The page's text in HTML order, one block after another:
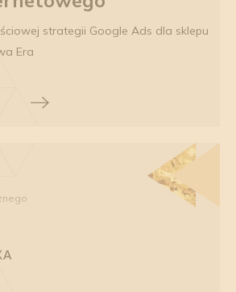
strategii Google Ads dla sklepu
Era